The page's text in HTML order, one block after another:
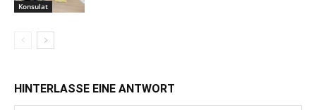
Konsulat
HINTERLASSE EINE ANTWORT